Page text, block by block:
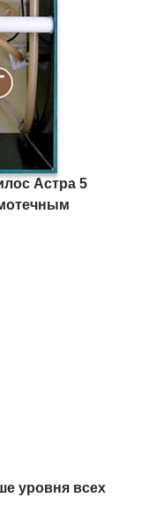
Астра 5
уровня всех